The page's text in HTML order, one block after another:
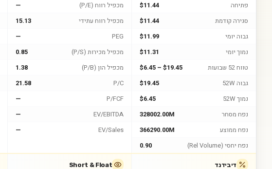
פתיחה
$11.44
סגירה קודמת
$11.44
גבוה יומי
$11.99
נמוך יומי
$11.31
טווח 52 שבועות
$6.45 – $19.45
גבוה 52W
$19.45
נמוך 52W
$6.45
נפח מסחר
328002.00M
נפח ממוצע
366290.00M
נפח יחסי (Rel Volume)
0.90
מכפיל רווח (P/E)
—
מכפיל רווח עתידי
15.13
PEG
—
מכפיל מכירות (P/S)
0.85
מכפיל הון (P/B)
1.38
P/C
21.58
P/FCF
—
EV/EBITDA
—
EV/Sales
—
דיבידנד Short & Float